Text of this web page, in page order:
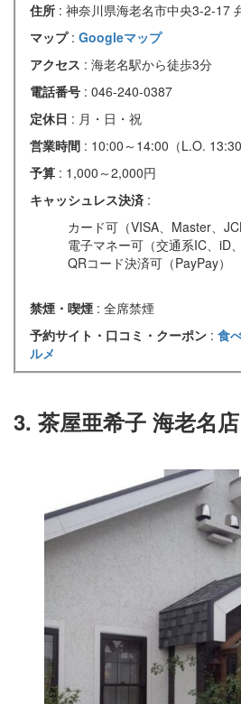
住所 : 神奈川県海老名市中央3-2-17
マップ : Googleマップ
アクセス : 海老名駅から徒歩3分
電話番号 : 046-240-0387
定休日 : 月・日・祝
営業時間 : 10:00～14:00（L.O. 13:30
予算 : 1,000～2,000円
キャッシュレス決済 :
カード可（VISA、Master、
電子マネー可（交通系IC、iD
QRコード決済可（PayPay）
禁煙・喫煙 : 全席禁煙
予約サイト・口コミ・クーポン : 食
ルメ
3. 茶屋亜希子 海老名店